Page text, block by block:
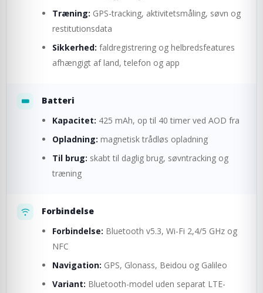
Træning: GPS-tracking, aktivitetsmåling, søvn og
restitutionsdata
Sikkerhed: faldregistrering og helbredsfeatures
afhængigt af land, telefon og app
Batteri
Kapacitet: 425 mAh, op til 40 timer ved AOD fra
Opladning: magnetisk trådløs opladning
Til brug: skabt til daglig brug, søvntracking og
træning
Forbindelse
Forbindelse: Bluetooth v5.3, Wi-Fi 2,4/5 GHz og
NFC
Navigation: GPS, Glonass, Beidou og Galileo
Variant: Bluetooth-model uden separat LTE-